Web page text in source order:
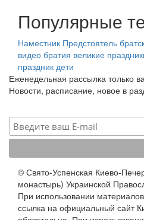
Популярные
Наместник Предстоятель
видео братия великие
праздник дети
Еженедельная рассылка только
Новости, расписание, новое в
© Свято-Успенская Киево-
монастырь) Украинской
При использовании
ссылка на официальный сайт